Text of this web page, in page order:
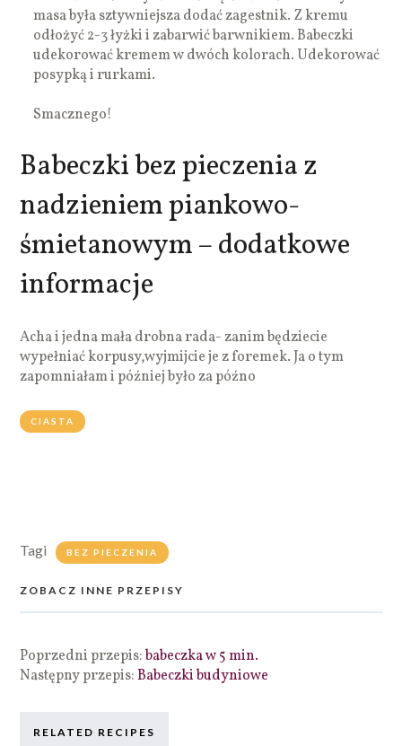
masa była sztywniejsza dodać zagestnik. Z kremu
odłożyć 2-3 łyżki i zabarwić barwnikiem. Babeczki
udekorować kremem w dwóch kolorach. Udekorować
posypką i rurkami.
Smacznego!
Babeczki bez pieczenia z
nadzieniem piankowo-
śmietanowym – dodatkowe
informacje
Acha i jedna mała drobna rada- zanim będziecie
wypełniać korpusy,wyjmijcie je z foremek. Ja o tym
zapomniałam i później było za późno
CIASTA
Tagi BEZ PIECZENIA
ZOBACZ INNE PRZEPISY
Poprzedni przepis:babeczka w 5 min.
Następny przepis:Babeczki budyniowe
RELATED RECIPES